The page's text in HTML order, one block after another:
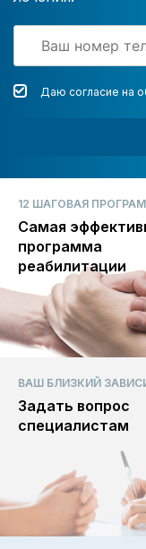
Даю согласие на
12 ШАГОВАЯ
Самая
программа
реабилитации
ВАШ БЛИЗКИЙ
Задать вопрос
специалистам